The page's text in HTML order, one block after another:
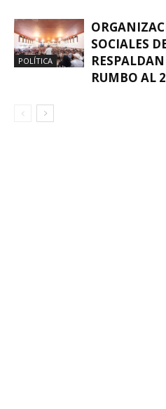
POLÍTICA
SOCIALES
RUMBO AL